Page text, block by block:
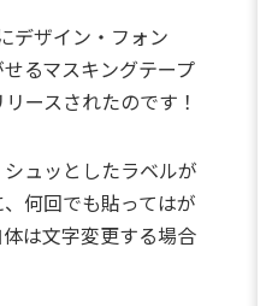
デザイン・フォン
るマスキングテープ
ースされたのです！
ュッとしたラベルが
何回でも貼ってはが
は文字変更する場合